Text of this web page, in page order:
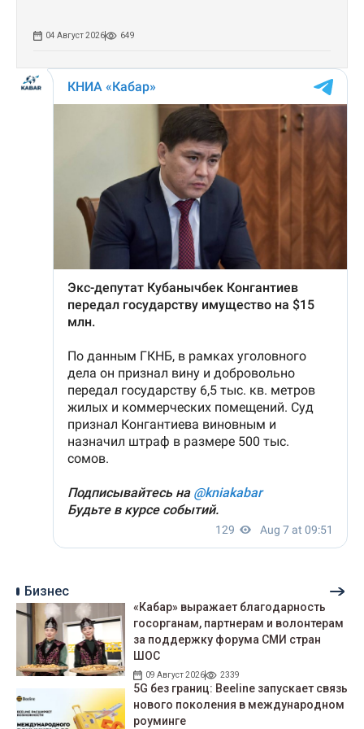
04 Август 2026 649
Бизнес
«Кабар» выражает благодарность
госорганам, партнерам и волонтерам
за поддержку форума СМИ стран
ШОС
09 Август 2026 2339
5G без границ: Beeline запускает связь
нового поколения в международном
роуминге